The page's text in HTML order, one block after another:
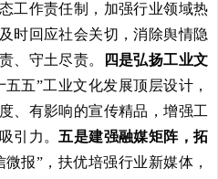
工作责任制，加强行业领域热
时回应社会关切，消除舆情隐
、守土尽责。
四是弘扬工业文
五五”工业文化发展顶层设计，
、有影响的宣传精品，增强工
引力。 五是建强融媒矩阵，拓
微报”，扶优培强行业新媒体，